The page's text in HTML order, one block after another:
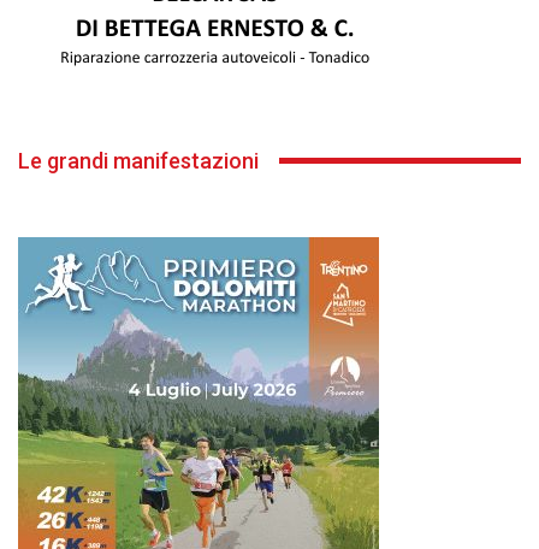
Le grandi manifestazioni